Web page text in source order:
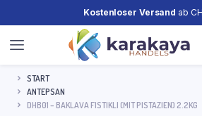
Kostenloser Versand ab
START
ANTEPSAN
DHB01 – BAKLAVA FISTIKLI (MIT PISTAZIEN) 2.2KG